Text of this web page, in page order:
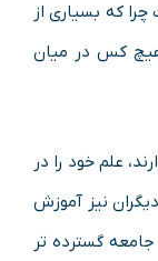
که بسیاری از
هیچ کس در میان
علم خود را در
نیز آموزش
گسترده‌ تر